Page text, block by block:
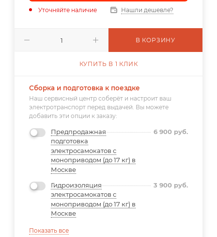
Уточняйте наличие
Нашли дешевле?
В КОРЗИНУ
КУПИТЬ В 1 КЛИК
Сборка и подготовка к поездке
Наш сервисный центр соберёт и настроит ваш
электротранспорт перед выдачей. Вы можете
добавить эти опции к заказу:
Предпродажная
подготовка
электросамокатов с
моноприводом (до 17 кг) в
Москве
6 900 руб.
Гидроизоляция
электросамокатов с
моноприводом (до 17 кг) в
Москве
3 900 руб.
Показать все